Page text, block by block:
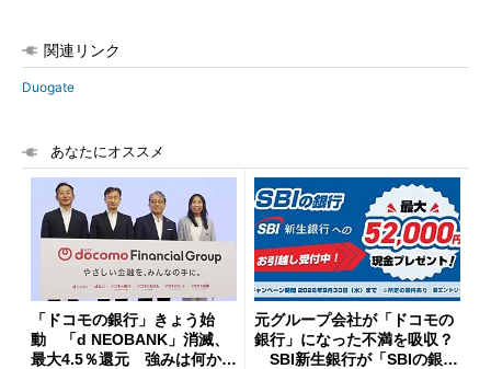
関連リンク
Duogate
あなたにオススメ
「ドコモの銀行」きょう始
動 「d NEOBANK」消滅、
最大4.5％還元 強みは何か解
元グループ会社が「ドコモの
銀行」になった不満を吸収？
SBI新生銀行が「SBIの銀